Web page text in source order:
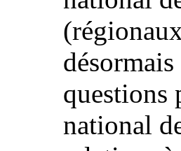
questions
national